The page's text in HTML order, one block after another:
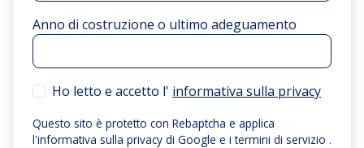
Anno di costruzione o ultimo adeguamento
Ho letto e accetto l' informativa sulla privacy
Questo sito è protetto con Rebaptcha e applica
l'informativa sulla privacy di Google e i termini di servizio .